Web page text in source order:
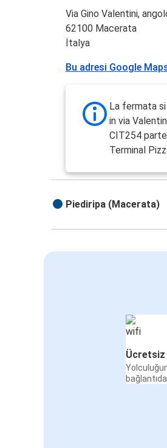
Via Gino Valentini,
62100 Macerata
İtalya
Bu adresi Google
La fermata
in via
CIT254
Terminal
Piediripa (Macerata)
Ücretsiz